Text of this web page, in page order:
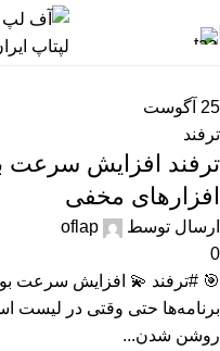
25 آگوست
ترفند
ترفند افزایش سرعت
افزارهای مخفی
ارسال توسط
oflap
0
🎯 #ترفند 💫 افزایش سرعت
برنامه‌ها حتی وقتی در لیست
روشن شدن...